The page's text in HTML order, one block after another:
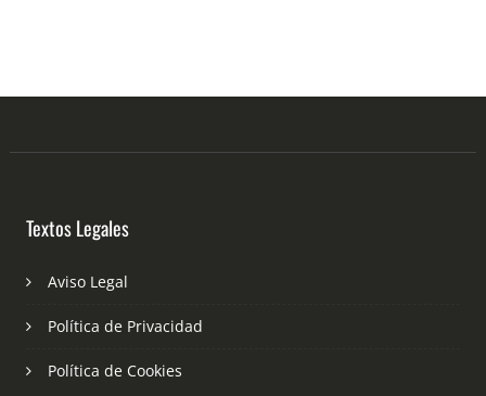
Textos Legales
Aviso Legal
Política de Privacidad
Política de Cookies